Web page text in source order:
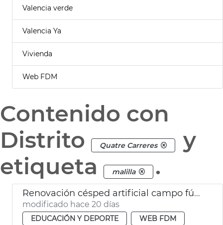
Valencia verde
Valencia Ya
Vivienda
Web FDM
Contenido con
Distrito
Quatre Carreres
y
etiqueta
malilla .
Renovación césped artificial campo fútbol Orriols y Quatre Carreres y campo rugby Cuatro Carreres València
modificado hace 20 días
EDUCACIÓN Y DEPORTE
WEB FDM